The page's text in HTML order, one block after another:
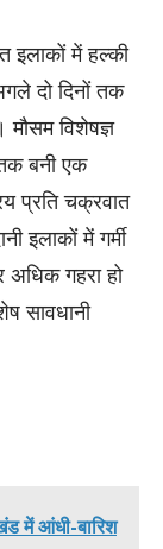
इलाकों में हल्की
दो दिनों तक
विशेषज्ञ
बनी एक
प्रति चक्रवात
इलाकों में गर्मी
गहरा हो
सावधानी
में आंधी-बारिश